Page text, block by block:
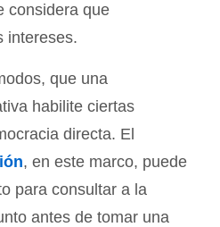
considera que
intereses.
que una
habilite ciertas
directa. El
, en este marco, puede
para consultar a la
antes de tomar una